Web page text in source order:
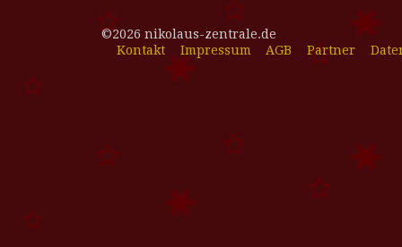
©2026 nikolaus-zentrale.de
Kontakt
Impressum AGB Partner